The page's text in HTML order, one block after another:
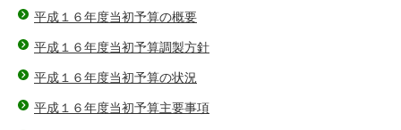
平成１６年度当初予算の概要
平成１６年度当初予算調製方針
平成１６年度当初予算の状況
平成１６年度当初予算主要事項